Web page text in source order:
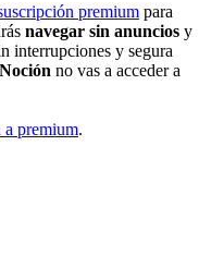
premium para
navegar sin anuncios y
interrupciones y segura
no vas a acceder a
a premium.